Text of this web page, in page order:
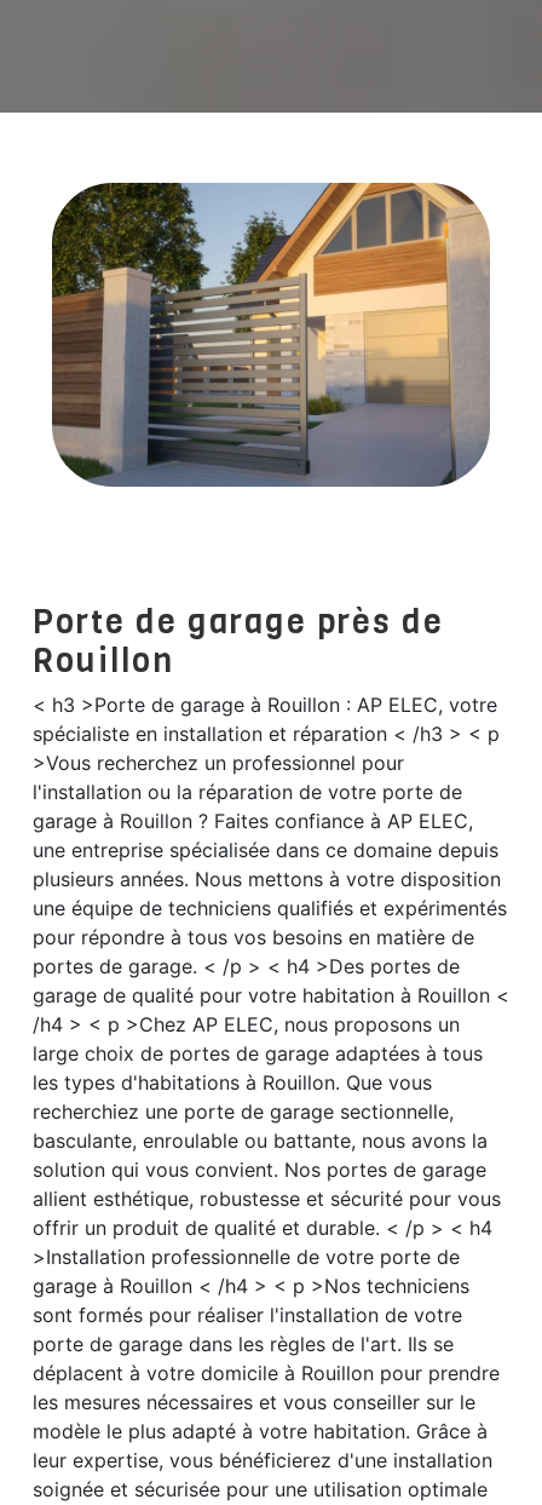
Porte de garage près de
Rouillon
< h3 >Porte de garage à Rouillon : AP ELEC, votre
spécialiste en installation et réparation < /h3 > < p
>Vous recherchez un professionnel pour
l'installation ou la réparation de votre porte de
garage à Rouillon ? Faites confiance à AP ELEC,
une entreprise spécialisée dans ce domaine depuis
plusieurs années. Nous mettons à votre disposition
une équipe de techniciens qualifiés et expérimentés
pour répondre à tous vos besoins en matière de
portes de garage. < /p > < h4 >Des portes de
garage de qualité pour votre habitation à Rouillon <
/h4 > < p >Chez AP ELEC, nous proposons un
large choix de portes de garage adaptées à tous
les types d'habitations à Rouillon. Que vous
recherchiez une porte de garage sectionnelle,
basculante, enroulable ou battante, nous avons la
solution qui vous convient. Nos portes de garage
allient esthétique, robustesse et sécurité pour vous
offrir un produit de qualité et durable. < /p > < h4
>Installation professionnelle de votre porte de
garage à Rouillon < /h4 > < p >Nos techniciens
sont formés pour réaliser l'installation de votre
porte de garage dans les règles de l'art. Ils se
déplacent à votre domicile à Rouillon pour prendre
les mesures nécessaires et vous conseiller sur le
modèle le plus adapté à votre habitation. Grâce à
leur expertise, vous bénéficierez d'une installation
soignée et sécurisée pour une utilisation optimale